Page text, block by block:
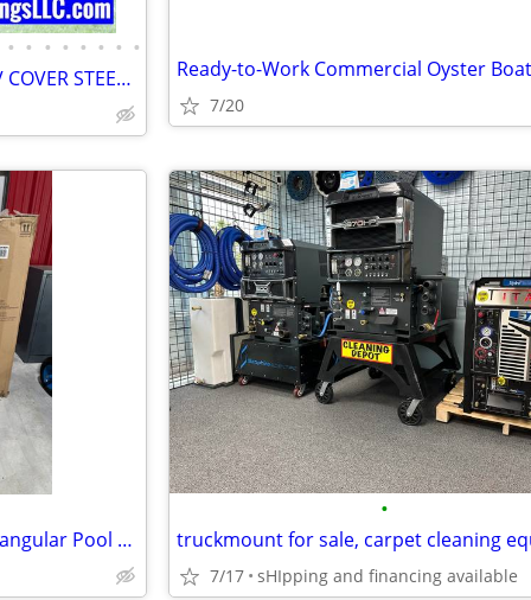
• • • • • • • •
METAL BUILDINGS CARPORT RV COVER STEEL GARAGE UTILITY SHED POLE BARN
7/20
Unopened Intex Ultra XTR Rectangular Pool Set
•
7/17 sHIpping and financing available